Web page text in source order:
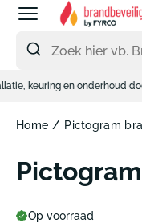
Meteen
naar
content
en onderhoud door
Home / Pictogram
Op voorraad